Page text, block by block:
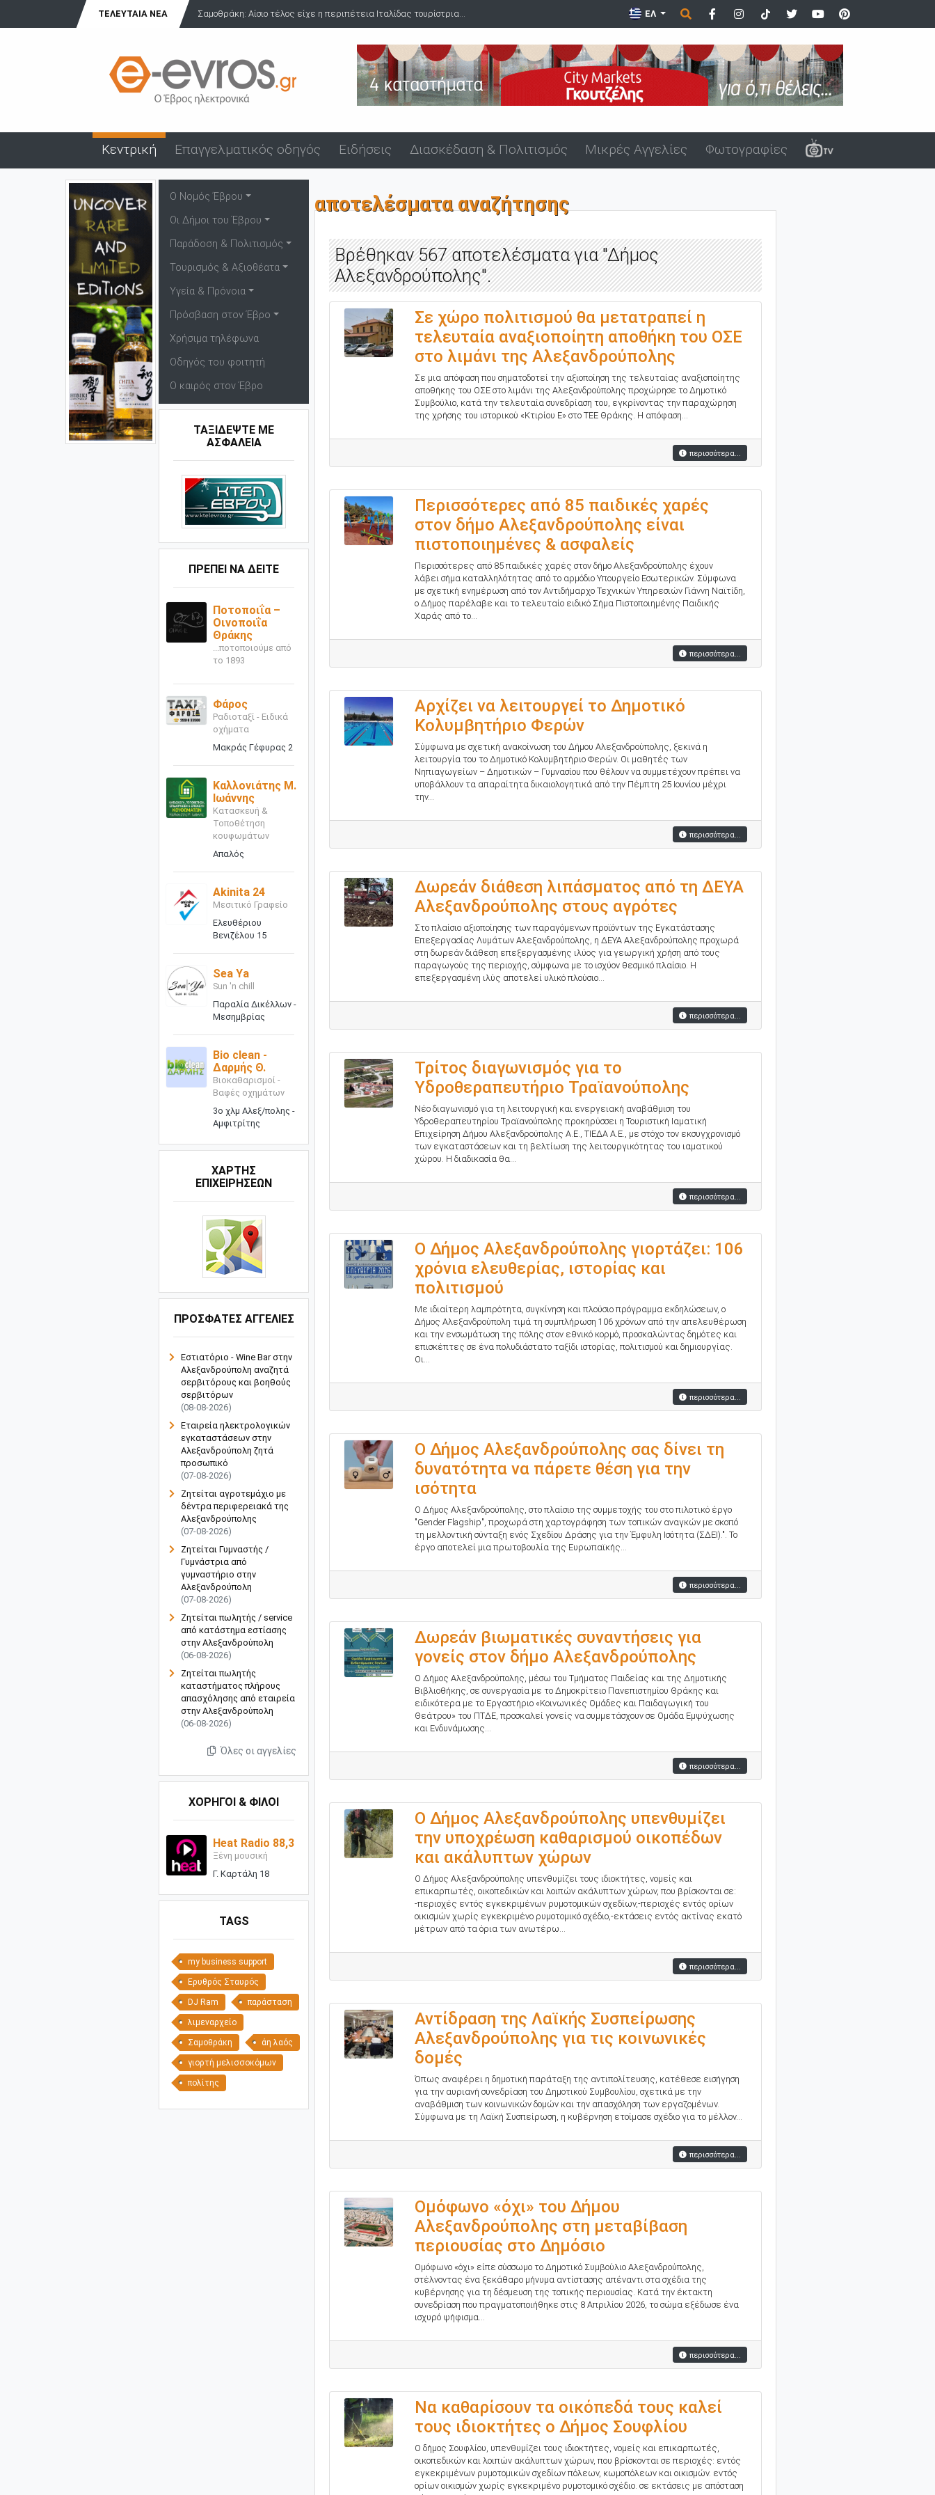
ΤΕΛΕΥΤΑΊΑ ΝΈΑ Πανήγυρη Αγίου Εύπλου στο λιμάνι της Αλεξανδρούπολης ΕΛ
Κεντρική Επαγγελματικός οδηγός Ειδήσεις Διασκέδαση & Πολιτισμός Μικρές Αγγελίες Φωτογραφίες
Ο Νομός Έβρου
Οι Δήμοι του Έβρου
Παράδοση & Πολιτισμός
Τουρισμός & Αξιοθέατα
Υγεία & Πρόνοια
Πρόσβαση στον Έβρο
Χρήσιμα τηλέφωνα
Οδηγός του φοιτητή
Ο καιρός στον Έβρο
ΤΑΞΙΔΕΨΤΕ ΜΕ
ΑΣΦΑΛΕΙΑ
ΠΡΕΠΕΙ ΝΑ ΔΕΙΤΕ
Ποτοποιΐα –
Οινοποιΐα
Θράκης
...ποτοποιούμε από
το 1893
Φάρος
Ραδιοταξί - Ειδικά
οχήματα
Μακράς Γέφυρας 2
Καλλονιάτης Μ.
Ιωάννης
Κατασκευή &
Τοποθέτηση
κουφωμάτων
Απαλός
Akinita 24
Μεσιτικό Γραφείο
Ελευθέριου
Βενιζέλου 15
Sea Ya
Sun 'n chill
Παραλία Δικέλλων -
Μεσημβρίας
Bio clean -
Δαρμής Θ.
Βιοκαθαρισμοί -
Βαφές οχημάτων
3ο χλμ Αλεξ/πολης -
Αμφιτρίτης
ΧΑΡΤΗΣ
ΕΠΙΧΕΙΡΗΣΕΩΝ
ΠΡΟΣΦΑΤΕΣ ΑΓΓΕΛΙΕΣ
Εστιατόριο - Wine Bar στην
Αλεξανδρούπολη αναζητά
σερβιτόρους και βοηθούς
σερβιτόρων
(08-08-2026)
Εταιρεία ηλεκτρολογικών
εγκαταστάσεων στην
Αλεξανδρούπολη ζητά
προσωπικό
(07-08-2026)
Ζητείται αγροτεμάχιο με
δέντρα περιφερειακά της
Αλεξανδρούπολης
(07-08-2026)
Ζητείται Γυμναστής /
Γυμνάστρια από
γυμναστήριο στην
Αλεξανδρούπολη
(07-08-2026)
Ζητείται πωλητής / service
από κατάστημα εστίασης
στην Αλεξανδρούπολη
(06-08-2026)
Ζητείται πωλητής
καταστήματος πλήρους
απασχόλησης από εταιρεία
στην Αλεξανδρούπολη
(06-08-2026)
Όλες οι αγγελίες
ΧΟΡΗΓΟΙ & ΦΙΛΟΙ
Heat Radio 88,3
Ξένη μουσική
Γ. Καρτάλη 18
TAGS
my business support
Ερυθρός Σταυρός
DJ Ram παράσταση
λιμεναρχείο
Σαμοθράκη άη λαός
γιορτή μελισσοκόμων
πολίτης
αποτελέσματα αναζήτησης
Βρέθηκαν 567 αποτελέσματα για "Δήμος
Αλεξανδρούπολης".
Σε χώρο πολιτισμού θα μετατραπεί η
τελευταία αναξιοποίητη αποθήκη του ΟΣΕ
στο λιμάνι της Αλεξανδρούπολης
Σε μια απόφαση που σηματοδοτεί την αξιοποίηση της τελευταίας αναξιοποίητης
αποθήκης του ΟΣΕ στο λιμάνι της Αλεξανδρούπολης προχώρησε το Δημοτικό
Συμβούλιο, κατά την τελευταία συνεδρίαση του, εγκρίνοντας την παραχώρηση
της χρήσης του ιστορικού «Κτιρίου Ε» στο ΤΕΕ Θράκης. Η απόφαση...
περισσότερα...
Περισσότερες από 85 παιδικές χαρές
στον δήμο Αλεξανδρούπολης είναι
πιστοποιημένες & ασφαλείς
Περισσότερες από 85 παιδικές χαρές στον δήμο Αλεξανδρούπολης έχουν
λάβει σήμα καταλληλότητας από το αρμόδιο Υπουργείο Εσωτερικών. Σύμφωνα
με σχετική ενημέρωση από τον Αντιδήμαρχο Τεχνικών Υπηρεσιών Γιάννη Ναϊτίδη,
ο Δήμος παρέλαβε και το τελευταίο ειδικό Σήμα Πιστοποιημένης Παιδικής
Χαράς από το...
περισσότερα...
Αρχίζει να λειτουργεί το Δημοτικό
Κολυμβητήριο Φερών
Σύμφωνα με σχετική ανακοίνωση του Δήμου Αλεξανδρούπολης, ξεκινά η
λειτουργία του το Δημοτικό Κολυμβητήριο Φερών. Οι μαθητές των
Νηπιαγωγείων – Δημοτικών – Γυμνασίου που θέλουν να συμμετέχουν πρέπει να
υποβάλλουν τα απαραίτητα δικαιολογητικά από την Πέμπτη 25 Ιουνίου μέχρι
την...
περισσότερα...
Δωρεάν διάθεση λιπάσματος από τη ΔΕΥΑ
Αλεξανδρούπολης στους αγρότες
Στο πλαίσιο αξιοποίησης των παραγόμενων προϊόντων της Εγκατάστασης
Επεξεργασίας Λυμάτων Αλεξανδρούπολης, η ΔΕΥΑ Αλεξανδρούπολης προχωρά
στη δωρεάν διάθεση επεξεργασμένης ιλύος για γεωργική χρήση από τους
παραγωγούς της περιοχής, σύμφωνα με το ισχύον θεσμικό πλαίσιο. Η
επεξεργασμένη ιλύς αποτελεί υλικό πλούσιο...
περισσότερα...
Τρίτος διαγωνισμός για το
Υδροθεραπευτήριο Τραϊανούπολης
Νέο διαγωνισμό για τη λειτουργική και ενεργειακή αναβάθμιση του
Υδροθεραπευτηρίου Τραϊανούπολης προκηρύσσει η Τουριστική Ιαματική
Επιχείρηση Δήμου Αλεξανδρούπολης Α.Ε., ΤΙΕΔΑ Α.Ε., με στόχο τον εκσυγχρονισμό
των εγκαταστάσεων και τη βελτίωση της λειτουργικότητας του ιαματικού
χώρου. Η διαδικασία θα...
περισσότερα...
O Δήμος Αλεξανδρούπολης γιορτάζει: 106
χρόνια ελευθερίας, ιστορίας και
πολιτισμού
Με ιδιαίτερη λαμπρότητα, συγκίνηση και πλούσιο πρόγραμμα εκδηλώσεων, ο
Δήμος Αλεξανδρούπολη τιμά τη συμπλήρωση 106 χρόνων από την απελευθέρωση
και την ενσωμάτωση της πόλης στον εθνικό κορμό, προσκαλώντας δημότες και
επισκέπτες σε ένα πολυδιάστατο ταξίδι ιστορίας, πολιτισμού και δημιουργίας.
Οι...
περισσότερα...
Ο Δήμος Αλεξανδρούπολης σας δίνει τη
δυνατότητα να πάρετε θέση για την
ισότητα
Ο Δήμος Αλεξανδρούπολης, στο πλαίσιο της συμμετοχής του στο πιλοτικό έργο
"Gender Flagship", προχωρά στη χαρτογράφηση των τοπικών αναγκών με σκοπό
τη μελλοντική σύνταξη ενός Σχεδίου Δράσης για την Έμφυλη Ισότητα (ΣΔΕΙ).". Το
έργο αποτελεί μια πρωτοβουλία της Ευρωπαϊκής...
περισσότερα...
Δωρεάν βιωματικές συναντήσεις για
γονείς στον δήμο Αλεξανδρούπολης
Ο Δήμος Αλεξανδρούπολης, μέσω του Τμήματος Παιδείας και της Δημοτικής
Βιβλιοθήκης, σε συνεργασία με το Δημοκρίτειο Πανεπιστημίου Θράκης και
ειδικότερα με το Εργαστήριο «Κοινωνικές Ομάδες και Παιδαγωγική του
Θεάτρου» του ΠΤΔΕ, προσκαλεί γονείς να συμμετάσχουν σε Ομάδα Εμψύχωσης
και Ενδυνάμωσης...
περισσότερα...
Ο Δήμος Αλεξανδρούπολης υπενθυμίζει
την υποχρέωση καθαρισμού οικοπέδων
και ακάλυπτων χώρων
Ο Δήμος Αλεξανδρούπολης υπενθυμίζει τους ιδιοκτήτες, νομείς και
επικαρπωτές, οικοπεδικών και λοιπών ακάλυπτων χώρων, που βρίσκονται σε:
-περιοχές εντός εγκεκριμένων ρυμοτομικών σχεδίων,-περιοχές εντός ορίων
οικισμών χωρίς εγκεκριμένο ρυμοτομικό σχέδιο,-εκτάσεις εντός ακτίνας εκατό
μέτρων από τα όρια των ανωτέρω...
περισσότερα...
Αντίδραση της Λαϊκής Συσπείρωσης
Αλεξανδρούπολης για τις κοινωνικές
δομές
Όπως αναφέρει η δημοτική παράταξη της αντιπολίτευσης, κατέθεσε εισήγηση
για την αυριανή συνεδρίαση του Δημοτικού Συμβουλίου, σχετικά με την
αναβάθμιση των κοινωνικών δομών και την απασχόληση των εργαζομένων.
Σύμφωνα με τη Λαϊκή Συσπείρωση, η κυβέρνηση ετοίμασε σχέδιο για το μέλλον...
περισσότερα...
Ομόφωνο «όχι» του Δήμου
Αλεξανδρούπολης στη μεταβίβαση
περιουσίας στο Δημόσιο
Ομόφωνο «όχι» είπε σύσσωμο το Δημοτικό Συμβούλιο Αλεξανδρούπολης,
στέλνοντας ένα ξεκάθαρο μήνυμα αντίστασης απέναντι στα σχέδια της
κυβέρνησης για τη δέσμευση της τοπικής περιουσίας. Κατά την έκτακτη
συνεδρίαση που πραγματοποιήθηκε στις 8 Απριλίου 2026, το σώμα εξέδωσε ένα
ισχυρό ψήφισμα...
περισσότερα...
Να καθαρίσουν τα οικόπεδά τους καλεί
τους ιδιοκτήτες ο Δήμος Σουφλίου
Ο δήμος Σουφλίου, υπενθυμίζει τους ιδιοκτήτες, νομείς και επικαρπωτές,
οικοπεδικών και λοιπών ακάλυπτων χώρων, που βρίσκονται σε περιοχές: εντός
εγκεκριμένων ρυμοτομικών σχεδίων πόλεων, κωμοπόλεων και οικισμών. εντός
ορίων οικισμών χωρίς εγκεκριμένο ρυμοτομικό σχέδιο. σε εκτάσεις με απόσταση